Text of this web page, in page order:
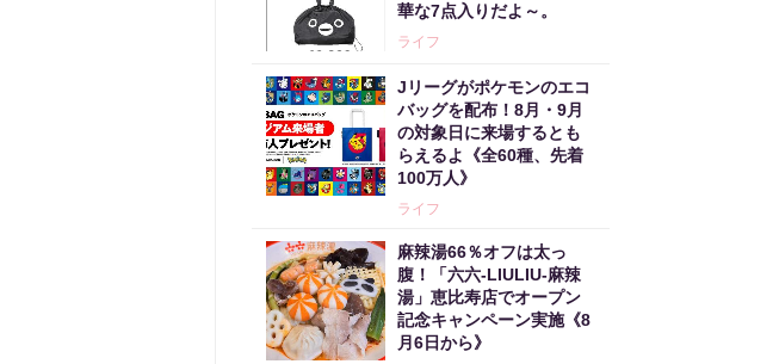
華な7点入りだよ～。
ライフ
Jリーグがポケモンのエコ
バッグを配布！8月・9月
の対象日に来場するとも
らえるよ《全60種、先着
100万人》
ライフ
麻辣湯66％オフは太っ
腹！「六六-LIULIU-麻辣
湯」恵比寿店でオープン
記念キャンペーン実施《8
月6日から》